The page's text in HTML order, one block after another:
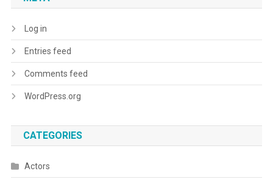
Log in
Entries feed
Comments feed
WordPress.org
CATEGORIES
Actors